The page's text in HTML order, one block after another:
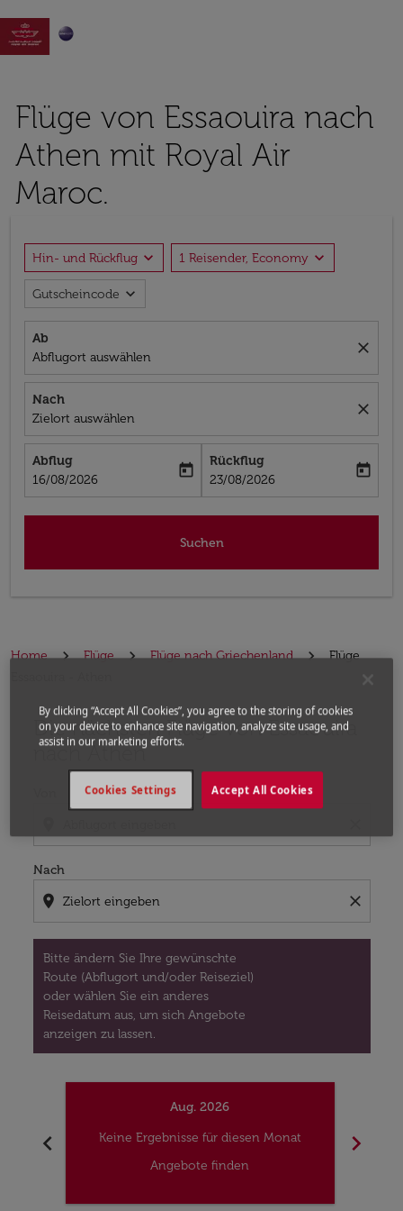

Flüge von Essaouira nach
Athen mit Royal Air
Maroc.
Hin- und Rückflug expand_more 1 Reisender, Economy expand_more
Gutscheincode expand_more
Ab
Abflugort auswählen
close
Nach
Zielort auswählen
close
Abflug
fc-booking-departure-date-aria-label
16/08/2026
today
Rückflug
fc-booking-return-date-aria-label
23/08/2026
today
Suchen
Home Flüge Flüge nach Griechenland
Flüge
Die nächsten Flüge von Essaouira
nach Athen
Nach
location_on close
Bitte ändern Sie Ihre gewünschte
Route (Abflugort und/oder Reiseziel)
oder wählen Sie ein anderes
Reisedatum aus, um sich Angebote
anzeigen zu lassen.
Bitte ändern Sie Ihre gewünschte Route (Abflugort
chevron_left
Aug. 2026
Keine Ergebnisse für diesen Monat
Angebote finden
chevron_right
By clicking “Accept All Cookies”, you agree to the storing of cookies
on your device to enhance site navigation, analyze site usage, and
assist in our marketing efforts.
Accept All Cookies
Cookies Settings